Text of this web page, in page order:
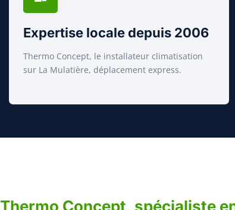
Expertise locale depuis 2006
Thermo Concept, le installateur climatisation
sur La Mulatière, déplacement express.
Thermo Concept, spécialiste